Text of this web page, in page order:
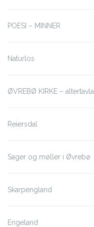
POESI – MINNER
Naturlos
ØVREBØ KIRKE – altertavla
Reiersdal
Sager og møller i Øvrebø
Skarpengland
Engeland